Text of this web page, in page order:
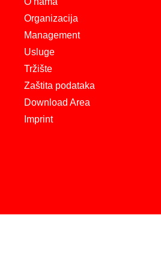
Organizacija
Management
Usluge
Tržište
Zaštita podataka
Download Area
Imprint